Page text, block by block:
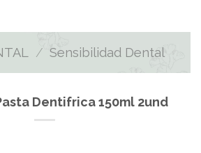
/ Sensibilidad Dental
Dentifrica 150ml 2und